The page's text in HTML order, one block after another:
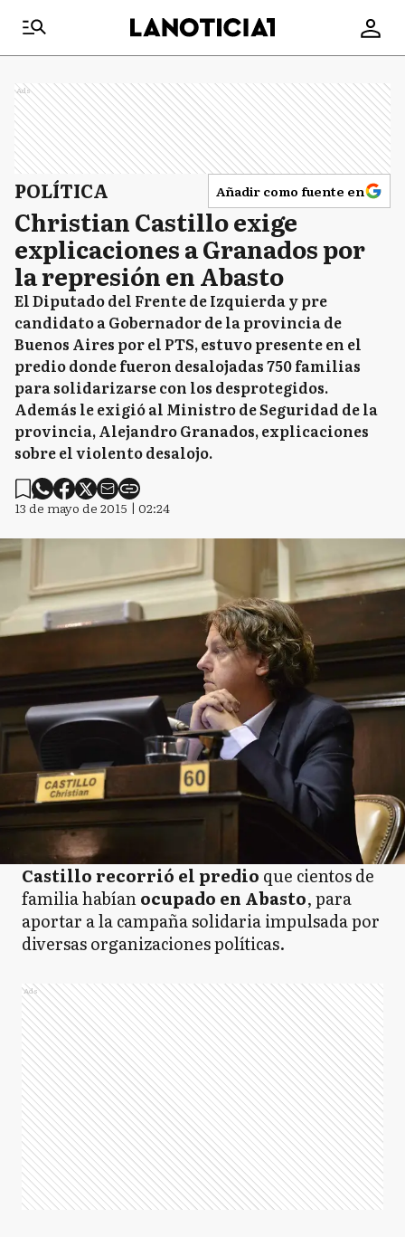
Ads
POLÍTICA Añadir como fuente en
Christian Castillo exige
explicaciones a Granados por
la represión en Abasto
El Diputado del Frente de Izquierda y pre
candidato a Gobernador de la provincia de
Buenos Aires por el PTS, estuvo presente en el
predio donde fueron desalojadas 750 familias
para solidarizarse con los desprotegidos.
Además le exigió al Ministro de Seguridad de la
provincia, Alejandro Granados, explicaciones
sobre el violento desalojo.
13 de mayo de 2015 | 02:24
Castillo recorrió el predio que cientos de
familia habíanocupado en Abasto, para
aportar a la campaña solidaria impulsada por
diversas organizaciones políticas.
Ads